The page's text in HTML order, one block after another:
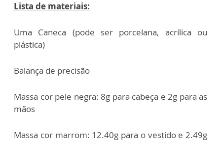
Lista de materiais:
Uma Caneca (pode ser porcelana, acrílica ou
plástica)
Balança de precisão
Massa cor pele negra: 8g para cabeça e 2g para as
mãos
Massa cor marrom: 12.40g para o vestido e 2.49g